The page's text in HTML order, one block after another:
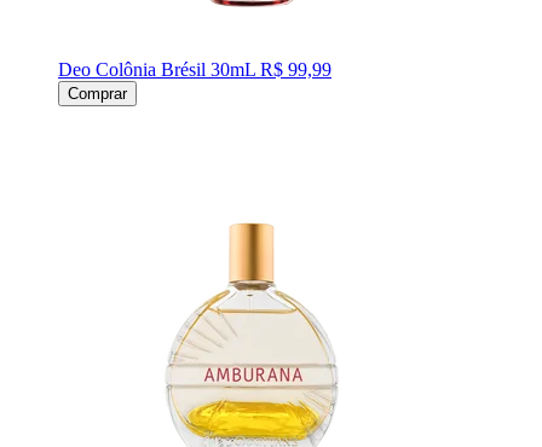
Deo Colônia Brésil 30mL R$ 99,99
Comprar